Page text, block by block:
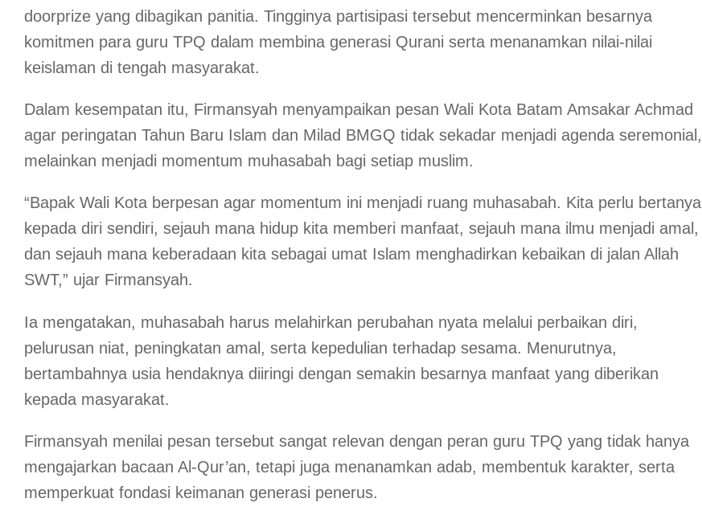
doorprize yang dibagikan panitia. Tingginya partisipasi tersebut mencerminkan besarnya
komitmen para guru TPQ dalam membina generasi Qurani serta menanamkan nilai-nilai
keislaman di tengah masyarakat.
Dalam kesempatan itu, Firmansyah menyampaikan pesan Wali Kota Batam Amsakar Achmad
agar peringatan Tahun Baru Islam dan Milad BMGQ tidak sekadar menjadi agenda seremonial,
melainkan menjadi momentum muhasabah bagi setiap muslim.
“Bapak Wali Kota berpesan agar momentum ini menjadi ruang muhasabah. Kita perlu bertanya
kepada diri sendiri, sejauh mana hidup kita memberi manfaat, sejauh mana ilmu menjadi amal,
dan sejauh mana keberadaan kita sebagai umat Islam menghadirkan kebaikan di jalan Allah
SWT,” ujar Firmansyah.
Ia mengatakan, muhasabah harus melahirkan perubahan nyata melalui perbaikan diri,
pelurusan niat, peningkatan amal, serta kepedulian terhadap sesama. Menurutnya,
bertambahnya usia hendaknya diiringi dengan semakin besarnya manfaat yang diberikan
kepada masyarakat.
Firmansyah menilai pesan tersebut sangat relevan dengan peran guru TPQ yang tidak hanya
mengajarkan bacaan Al-Qur’an, tetapi juga menanamkan adab, membentuk karakter, serta
memperkuat fondasi keimanan generasi penerus.